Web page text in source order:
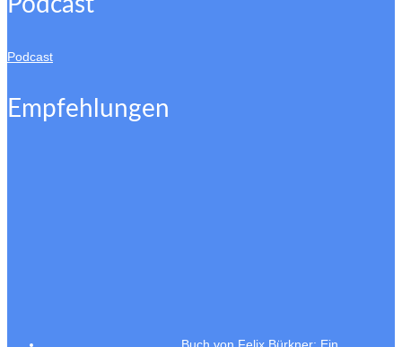
Podcast
Empfehlungen